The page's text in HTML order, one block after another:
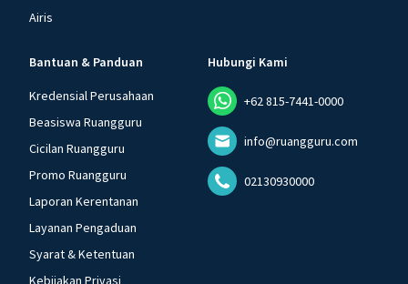
Airis
Bantuan & Panduan
Kredensial Perusahaan
Beasiswa Ruangguru
Cicilan Ruangguru
Promo Ruangguru
Laporan Kerentanan
Layanan Pengaduan
Syarat & Ketentuan
Kebijakan Privasi
Hubungi Kami
+62 815-7441-0000
info@ruangguru.com
02130930000